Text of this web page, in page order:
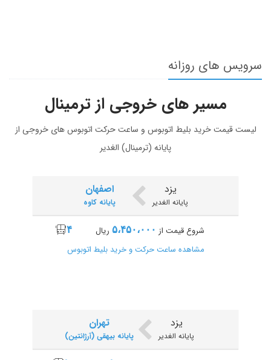
سرویس های روزانه
مسیر های خروجی از ترمینال
لیست قیمت خرید بلیط اتوبوس و ساعت حرکت اتوبوس های خروجی از
پایانه (ترمینال) الغدیر
یزد
پایانه الغدیر
اصفهان
پایانه کاوه
شروع قیمت از ۵،۴۵۰،۰۰۰ ریال ۴
مشاهده ساعت حرکت و خرید بلیط اتوبوس
یزد
پایانه الغدیر
تهران
پایانه بیهقی (آرژانتین)